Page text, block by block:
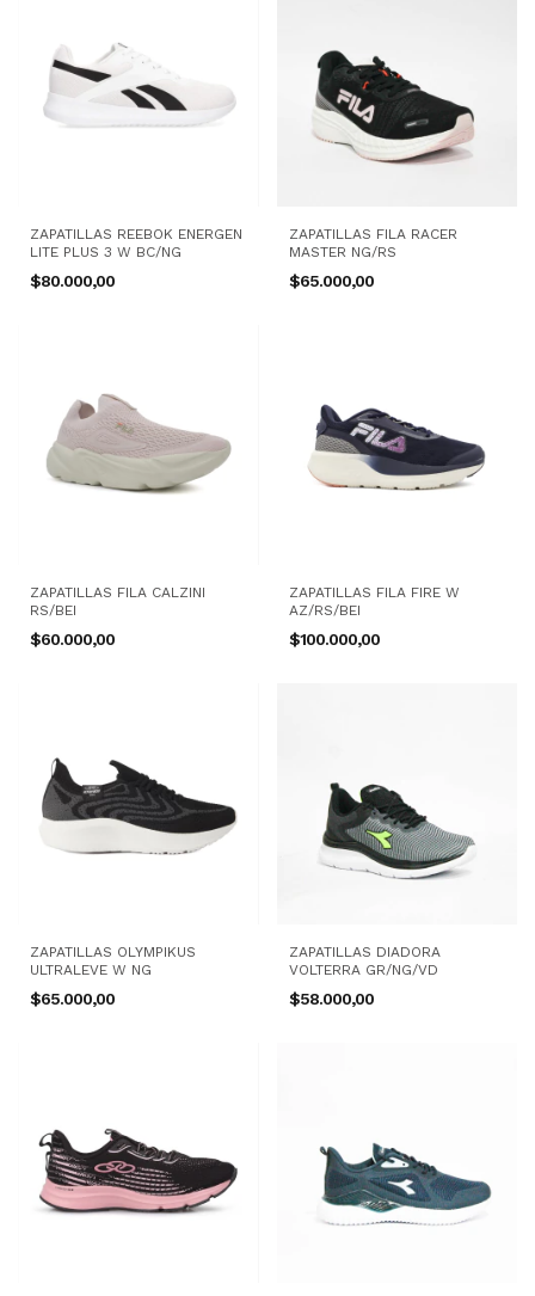
ZAPATILLAS REEBOK ENERGEN
LITE PLUS 3 W BC/NG
$80.000,00
ZAPATILLAS FILA RACER
MASTER NG/RS
$65.000,00
ZAPATILLAS FILA CALZINI
RS/BEI
$60.000,00
ZAPATILLAS FILA FIRE W
AZ/RS/BEI
$100.000,00
ZAPATILLAS OLYMPIKUS
ULTRALEVE W NG
$65.000,00
ZAPATILLAS DIADORA
VOLTERRA GR/NG/VD
$58.000,00